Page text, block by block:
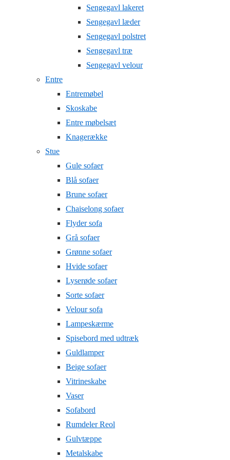
Sengegavl lakeret
Sengegavl læder
Sengegavl polstret
Sengegavl træ
Sengegavl velour
Entre
Entremøbel
Skoskabe
Entre møbelsæt
Knagerække
Stue
Gule sofaer
Blå sofaer
Brune sofaer
Chaiselong sofaer
Flyder sofa
Grå sofaer
Grønne sofaer
Hvide sofaer
Lyserøde sofaer
Sorte sofaer
Velour sofa
Lampeskærme
Spisebord med udtræk
Guldlamper
Beige sofaer
Vitrineskabe
Vaser
Sofabord
Rumdeler Reol
Gulvtæppe
Metalskabe